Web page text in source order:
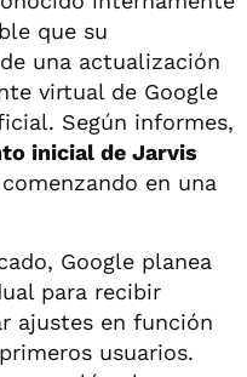
que su
una actualización
virtual de Google
Según informes,
inicial de Jarvis
en una
Google planea
para recibir
ajustes en función
usuarios.